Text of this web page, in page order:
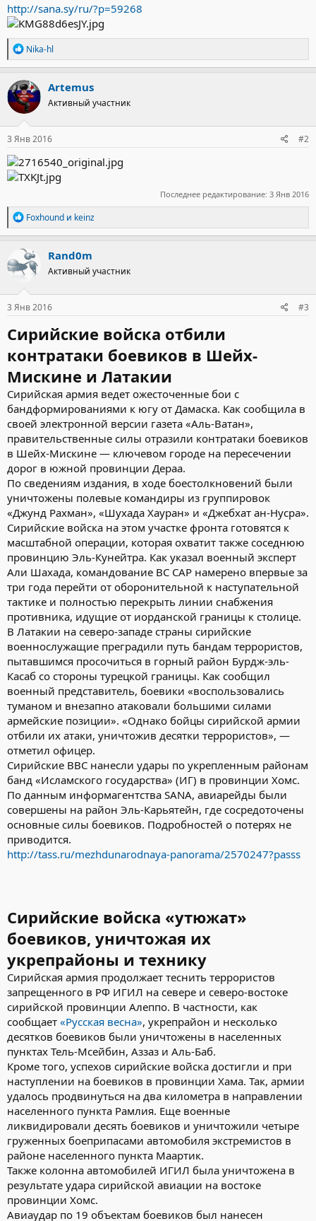
http://sana.sy/ru/?p=59268
Р
е
а
к
ц
и
и
:
Nika-hl
Artemus
Активный участник
3 Янв 2016 #2
Последнее редактирование: 3 Янв 2016
Р
е
а
к
ц
и
:
Foxhound и keinz
Rand0m
Активный участник
3 Янв 2016 #3
Сирийские войска отбили
контратаки боевиков в Шейх-
Мискине и Латакии
Сирийская армия ведет ожесточенные бои с
бандформированиями к югу от Дамаска. Как сообщила в
своей электронной версии газета «Аль-Ватан»,
правительственные силы отразили контратаки боевиков
в Шейх-Мискине — ключевом городе на пересечении
дорог в южной провинции Дераа.
По сведениям издания, в ходе боестолкновений были
уничтожены полевые командиры из группировок
«Джунд Рахман», «Шухада Хауран» и «Джебхат ан-Нусра».
Сирийские войска на этом участке фронта готовятся к
масштабной операции, которая охватит также соседнюю
провинцию Эль-Кунейтра. Как указал военный эксперт
Али Шахада, командование ВС САР намерено впервые за
три года перейти от оборонительной к наступательной
тактике и полностью перекрыть линии снабжения
противника, идущие от иорданской границы к столице.
В Латакии на северо-западе страны сирийские
военнослужащие преградили путь бандам террористов,
пытавшимся просочиться в горный район Бурдж-эль-
Касаб со стороны турецкой границы. Как сообщил
военный представитель, боевики «воспользовались
туманом и внезапно атаковали большими силами
армейские позиции». «Однако бойцы сирийской армии
отбили их атаки, уничтожив десятки террористов», —
отметил офицер.
Сирийские ВВС нанесли удары по укрепленным районам
банд «Исламского государства» (ИГ) в провинции Хомс.
По данным информагентства SANA, авиарейды были
совершены на район Эль-Карьятейн, где сосредоточены
основные силы боевиков. Подробностей о потерях не
приводится.
http://tass.ru/mezhdunarodnaya-panorama/2570247?passs
Сирийские войска «утюжат»
боевиков, уничтожая их
укрепрайоны и технику
Сирийская армия продолжает теснить террористов
запрещенного в РФ ИГИЛ на севере и северо-востоке
сирийской провинции Алеппо. В частности, как
сообщает «Русская весна», укрепрайон и несколько
десятков боевиков были уничтожены в населенных
пунктах Тель-Мсейбин, Аззаз и Аль-Баб.
Кроме того, успехов сирийские войска достигли и при
наступлении на боевиков в провинции Хама. Так, армии
удалось продвинуться на два километра в направлении
населенного пункта Рамлия. Еще военные
ликвидировали десять боевиков и уничтожили четыре
груженных боеприпасами автомобиля экстремистов в
районе населенного пункта Маартик.
Также колонна автомобилей ИГИЛ была уничтожена в
результате удара сирийской авиации на востоке
провинции Хомс.
Авиаудар по 19 объектам боевиков был нанесен